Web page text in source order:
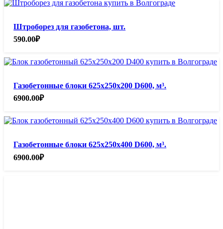
Штроборез для газобетона, шт.
590.00₽
Газобетонные блоки 625х250х200 D600, м³.
6900.00₽
Газобетонные блоки 625х250х400 D600, м³.
6900.00₽